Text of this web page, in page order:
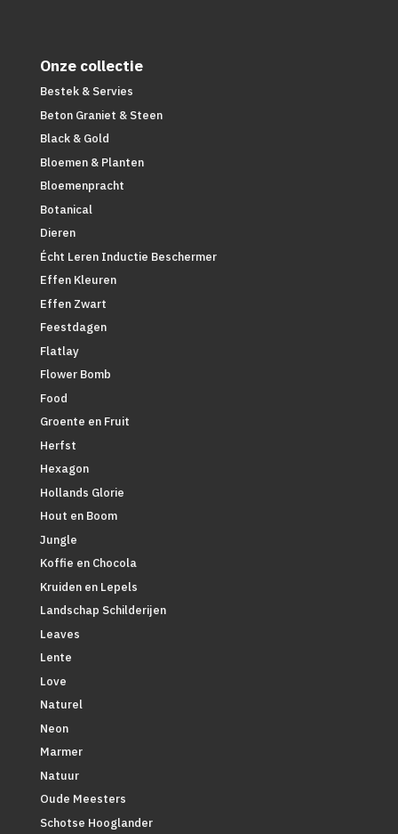
Onze collectie
Bestek & Servies
Beton Graniet & Steen
Black & Gold
Bloemen & Planten
Bloemenpracht
Botanical
Dieren
Écht Leren Inductie Beschermer
Effen Kleuren
Effen Zwart
Feestdagen
Flatlay
Flower Bomb
Food
Groente en Fruit
Herfst
Hexagon
Hollands Glorie
Hout en Boom
Jungle
Koffie en Chocola
Kruiden en Lepels
Landschap Schilderijen
Leaves
Lente
Love
Naturel
Neon
Marmer
Natuur
Oude Meesters
Schotse Hooglander